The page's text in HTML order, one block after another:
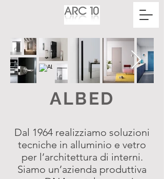
ALBED
Dal 1964 realizziamo soluzioni
tecniche in alluminio e vetro
per l’architettura di interni.
Siamo un’azienda produttiva